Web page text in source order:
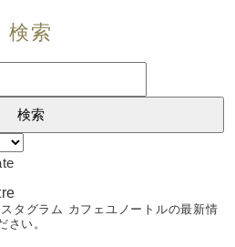
検索
タグラム カフェユノートルの最新情
さい。